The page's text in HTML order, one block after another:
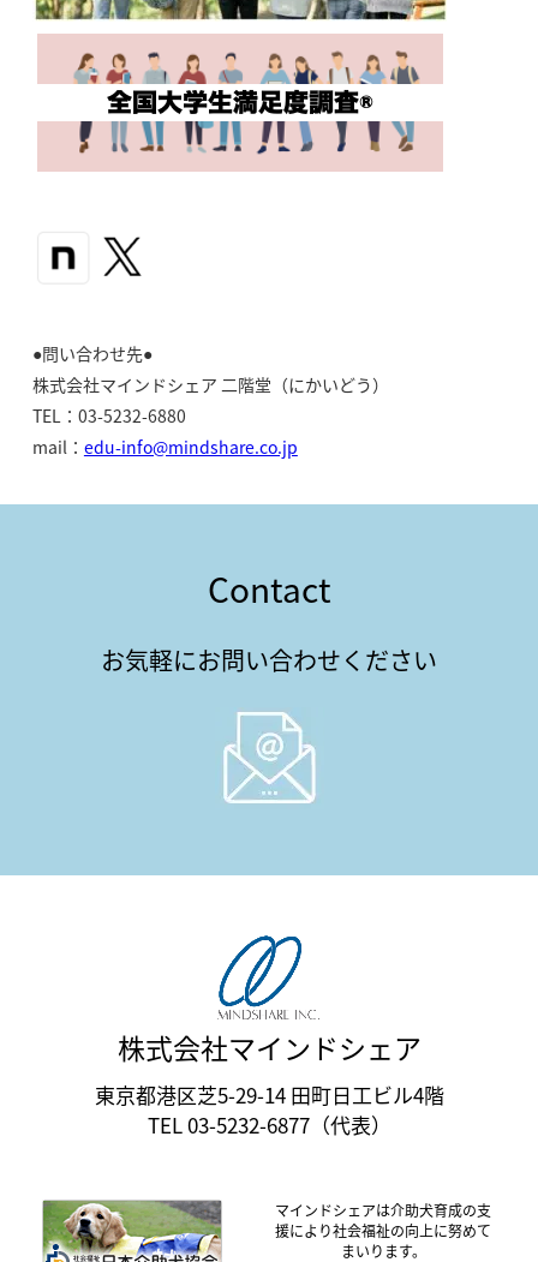
●問い合わせ先●
株式会社マインドシェア 二階堂（にかいどう）
TEL：03-5232-6880
mail： edu-info@mindshare.co.jp
Contact
お気軽にお問い合わせください
株式会社マインドシェア
東京都港区芝5-29-14 田町日工ビル4階
TEL 03-5232-6877（代表）
マインドシェアは介助犬育成の支
援により社会福祉の向上に努めて
まいります。